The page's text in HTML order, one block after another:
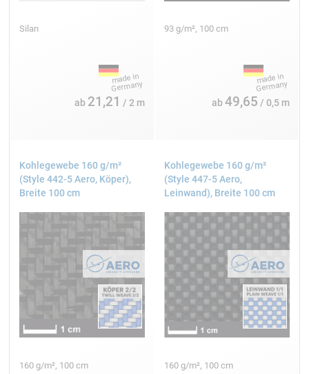
Kleine Risse lassen sich durch Überlaminierung mit
anzuschleifen und mit Epoxidharz zu tränken.
Verklebungen lösen sich
Unzureichende Oberflächenvorbereitung ist die
Unwucht beim Flug
Asymmetrische Montage oder unterschiedliche
Längenmessung und Gewichtsausgleich durch
Zusatzmassen lösen das Problem.
Vibrationen bei Kamera-Aufnahmen
Steife Verbindungen übertragen Motorvibrationen
direkt. Aramid-Zwischenlagen oder
Schwingungsdämpfer reduzieren die Übertragung.
Blasen im Laminat entstehen durch unzureichende
Silan
ab 21,21 / 2 m
93 g/m², 100 cm
ab49,65 / 0,5 m
Kohlegewebe 160 g/m²
(Style 442-5 Aero, Köper),
Breite 100 cm
160 g/m², 100 cm
Kohlegewebe 160 g/m²
(Style 447-5 Aero,
Leinwand), Breite 100 cm
160 g/m², 100 cm